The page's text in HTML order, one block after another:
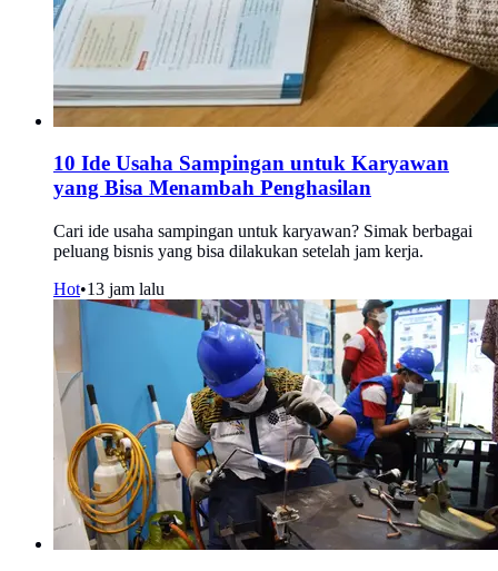
10 Ide Usaha Sampingan untuk Karyawan
yang Bisa Menambah Penghasilan
Cari ide usaha sampingan untuk karyawan? Simak berbagai
peluang bisnis yang bisa dilakukan setelah jam kerja.
Hot•13 jam lalu